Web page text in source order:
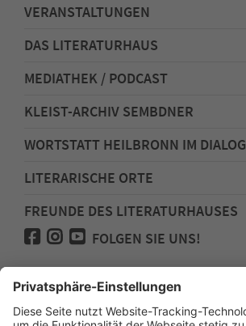
VERANSTALTUNGEN
DAS LITERATURHAUS
MEDIATHEK / PODCAST
KLEIST-ARCHIV SEMBDNER
WORTSTATT HEILBRONN IM DIALOG
LITERARISCHE ORTE
FREUNDE DES LITERATURHAUSES
FOLGEN SIE UNS!
Impressum
Anfahrt